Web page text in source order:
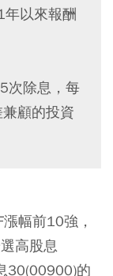
以來報酬
次除息，每
顧的投資
幅前10強，
高股息
30(00900)的